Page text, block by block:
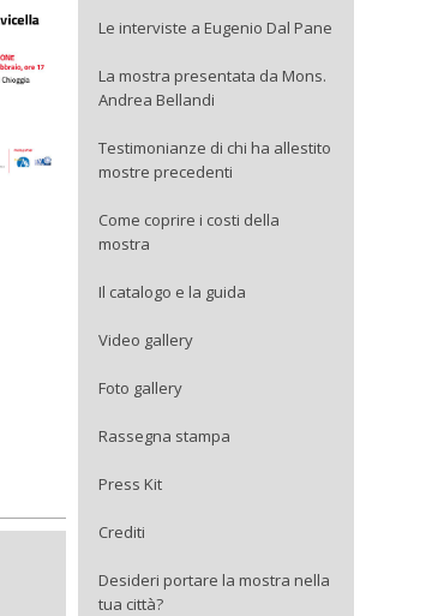
Le interviste a Eugenio Dal Pane
La mostra presentata da Mons.
Andrea Bellandi
Testimonianze di chi ha allestito
mostre precedenti
Come coprire i costi della
mostra
Il catalogo e la guida
Video gallery
Foto gallery
Rassegna stampa
Press Kit
Crediti
Desideri portare la mostra nella
tua città?